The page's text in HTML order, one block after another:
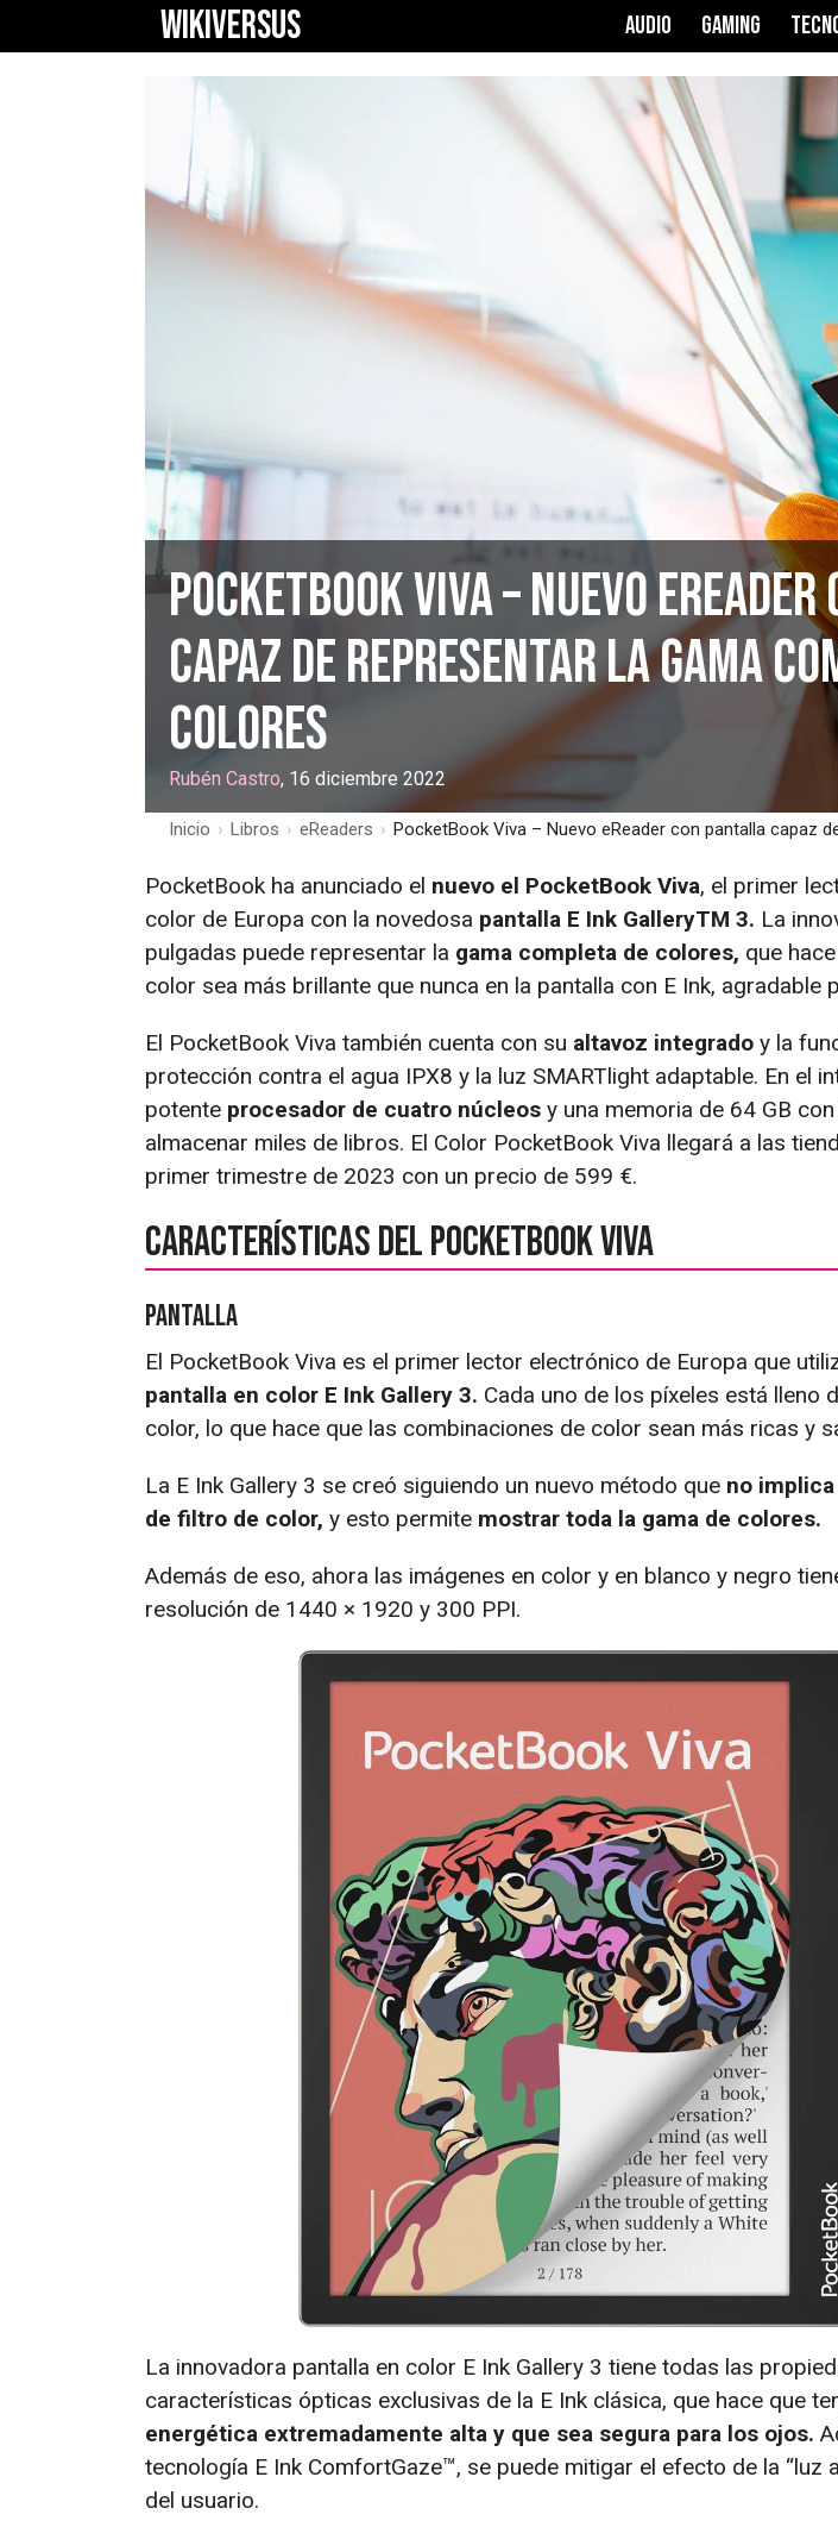
WIKIVERSUS AUDIO GAMING
PocketBook Viva – Nuevo
capaz de representar la gama
colores
Rubén Castro, 16 diciembre 2022
Inicio › Libros › eReaders › PocketBook Viva – Nuevo eReader con pantalla capaz
PocketBook ha anunciado el nuevo el PocketBook Viva, el primer
color de Europa con la novedosa pantalla E Ink GalleryTM 3. La
pulgadas puede representar la gama completa de colores, que
color sea más brillante que nunca en la pantalla con E Ink, agradable
El PocketBook Viva también cuenta con su altavoz integrado y la
protección contra el agua IPX8 y la luz SMARTlight adaptable. En el
potente procesador de cuatro núcleos y una memoria de 64 GB
almacenar miles de libros. El Color PocketBook Viva llegará a las
primer trimestre de 2023 con un precio de 599 €.
Características del PocketBook Viva
Pantalla
El PocketBook Viva es el primer lector electrónico de Europa que
pantalla en color E Ink Gallery 3. Cada uno de los píxeles está lleno
color, lo que hace que las combinaciones de color sean más ricas y
La E Ink Gallery 3 se creó siguiendo un nuevo método que no
de filtro de color, y esto permite mostrar toda la gama de colores.
Además de eso, ahora las imágenes en color y en blanco y negro
resolución de 1440 × 1920 y 300 PPI.
La innovadora pantalla en color E Ink Gallery 3 tiene todas las
características ópticas exclusivas de la E Ink clásica, que hace que
energética extremadamente alta y que sea segura para los ojos.
tecnología E Ink ComfortGaze™, se puede mitigar el efecto de la “luz
del usuario.